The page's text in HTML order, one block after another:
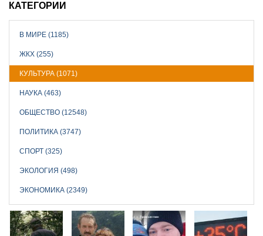
КАТЕГОРИИ
В МИРЕ (1185)
ЖКХ (255)
КУЛЬТУРА (1071)
НАУКА (463)
ОБЩЕСТВО (12548)
ПОЛИТИКА (3747)
СПОРТ (325)
ЭКОЛОГИЯ (498)
ЭКОНОМИКА (2349)